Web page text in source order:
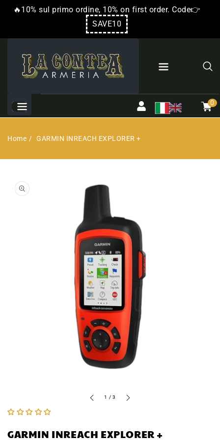
🔥10% sul primo ordine, 10% on first order. Code👉
SAVE10
0
0
Home GARMIN INREACH EXPLORER +
Apri
il
1 /di
3
GARMIN INREACH EXPLORER +